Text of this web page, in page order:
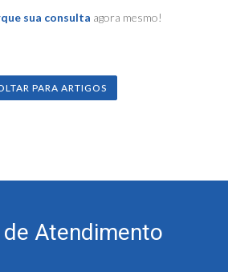
sua consulta agora mesmo!
PARA ARTIGOS
de Atendimento